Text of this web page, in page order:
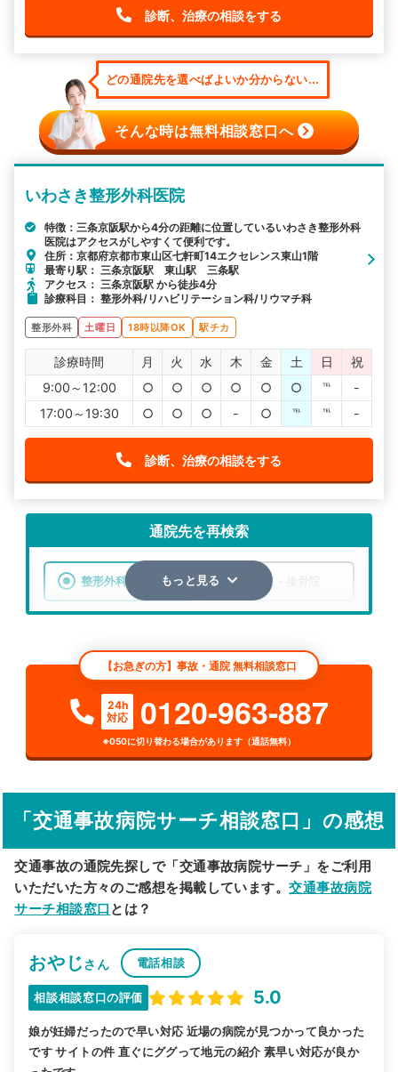
診断、治療の相談をする
どの通院先を選べばよいか分からない...
そんな時は無料相談窓口へ
いわさき整形外科医院
特徴：三条京阪駅から4分の距離に位置しているいわさき整形外科
医院はアクセスがしやすくて便利です。
住所：京都府京都市東山区七軒町14エクセレンス東山1階
最寄り駅： 三条京阪駅 東山駅 三条駅
アクセス： 三条京阪駅 から徒歩4分
診療科目： 整形外科/リハビリテーション科/リウマチ科
整形外科 土曜日 18時以降OK 駅チカ
診療時間 月 火 水 木 金 土 日
祝
9:00～12:00
○ ○ ○ ○ ○ ○ ℡
-
17:00～19:30
○ ○ ○ - ○ ℡ ℡ -
診断、治療の相談をする
通院先を再検索
整形外科 整骨院・接骨院
検索する
詳細条件で絞り込む
その他の検索方法
駅から探す 院名から探す
もっと見る
【お急ぎの方】事故・通院 無料相談窓口
24h
対応
0120-963-887
※050に切り替わる場合があります（通話無料）
「交通事故病院サーチ相談窓口」の感想
交通事故の通院先探しで「交通事故病院サーチ」をご利用
いただいた方々のご感想を掲載しています。交通事故病院
サーチ相談窓口 とは？
おやじさん 電話相談
相談相談窓口の評価 5.0
娘が妊婦だったので早い対応 近場の病院が見つかって良かった
です サイトの件 直ぐにググって地元の紹介 素早い対応が良か